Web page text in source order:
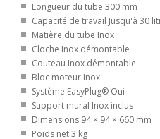
Longueur du tube 300 mm
Capacité de travail Jusqu'à 30
Matière du tube Inox
Cloche Inox démontable
Couteau Inox démontable
Bloc moteur Inox
Système EasyPlug® Oui
Support mural Inox inclus
Dimensions 94 × 94 × 660 mm
Poids net 3 kg